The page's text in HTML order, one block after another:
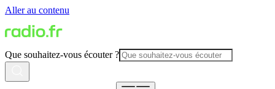
Aller au contenu
Que souhaitez-vous écouter ?